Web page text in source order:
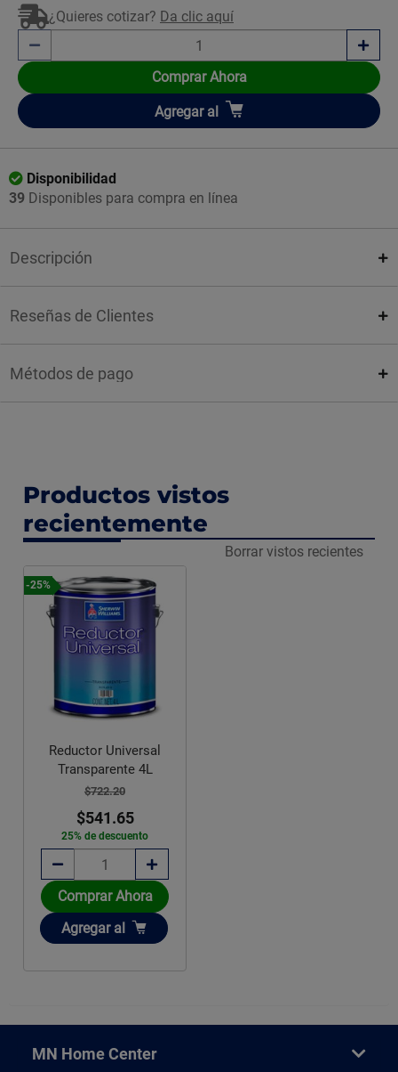
¿Quieres cotizar? Da clic aquí
Comprar Ahora
Añadir
Agregar al
Disponibilidad
39 Disponibles para compra en línea
Descripción
Reseñas de Clientes
Métodos de pago
Productos vistos
recientemente
Borrar vistos recientes
-25%
Reductor Universal
Transparente 4L
$722.20
$541.65
25% de descuento
Comprar Ahora
Añadir
Agregar al
MN Home Center